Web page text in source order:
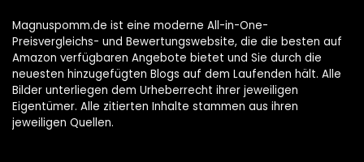
Fußmassage
Magnuspomm.de ist eine moderne All-in-One-
Preisvergleichs- und Bewertungswebsite, die die besten auf
Amazon verfügbaren Angebote bietet und Sie durch die
neuesten hinzugefügten Blogs auf dem Laufenden hält. Alle
Bilder unterliegen dem Urheberrecht ihrer jeweiligen
Eigentümer. Alle zitierten Inhalte stammen aus ihren
jeweiligen Quellen.